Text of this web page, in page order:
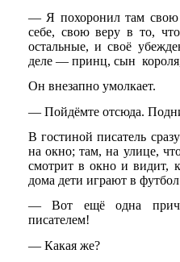
— Я похоронил там свою
себе, свою веру в то,
остальные, и своё
деле — принц, сын
Он внезапно умолкает.
— Пойдёмте отсюда.
В гостиной писатель
на окно; там, на улице,
смотрит в окно и видит,
дома дети играют в
— Вот ещё одна
писателем!
— Какая же?